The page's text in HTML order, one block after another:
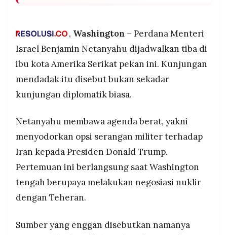
PT.
RESOLUSI
©
Resolusi.co
-
PT.
RESOLUSI
militer Iran yang dinilai pulih cepat pasca-perang
rudal balistik dalam waktu dekat, mendesak
kesepakatan nuklir mencakup pembatasan rudal
dan pengayaan uranium
gagal, pertimbangkan kirim kapal induk kedua
untuk bergabung dengan USS Abraham Lincoln
yang sudah siaga sejak Januari
, Washington– Perdana Menteri
Israel Benjamin Netanyahu dijadwalkan tiba di
ibu kota Amerika Serikat pekan ini. Kunjungan
mendadak itu disebut bukan sekadar
kunjungan diplomatik biasa.
Netanyahu membawa agenda berat, yakni
menyodorkan opsi serangan militer terhadap
Iran kepada Presiden Donald Trump.
Pertemuan ini berlangsung saat Washington
tengah berupaya melakukan negosiasi nuklir
dengan Teheran.
Sumber yang enggan disebutkan namanya